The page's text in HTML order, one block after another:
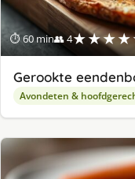
⏱ 60 min👥 4
Gerookte
Avondeten &